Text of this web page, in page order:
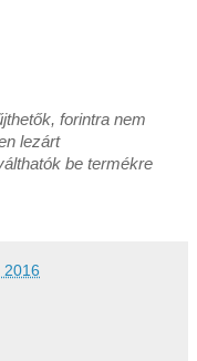
forintra nem
lezárt
be termékre
2016